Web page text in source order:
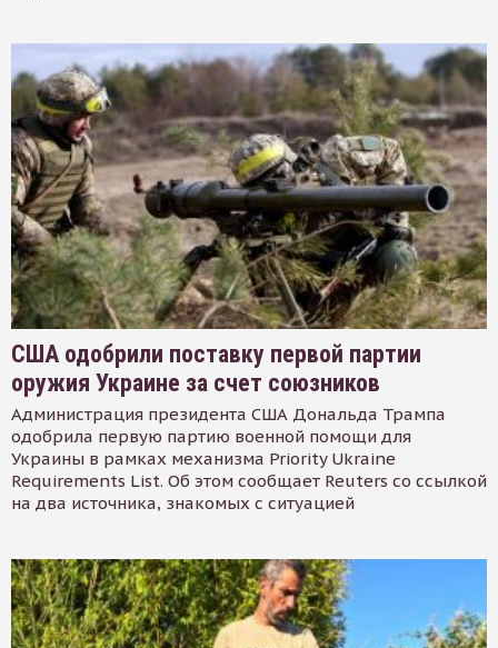
США одобрили поставку первой партии
оружия Украине за счет союзников
Администрация президента США Дональда Трампа
одобрила первую партию военной помощи для
Украины в рамках механизма Priority Ukraine
Requirements List. Об этом сообщает Reuters со ссылкой
на два источника, знакомых с ситуацией